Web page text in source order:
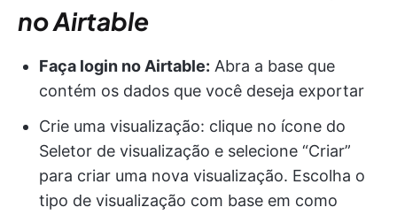
no Airtable
Faça login no Airtable: Abra a base que
contém os dados que você deseja exportar
Crie uma visualização: clique no ícone do
Seletor de visualização e selecione “Criar”
para criar uma nova visualização. Escolha o
tipo de visualização com base em como